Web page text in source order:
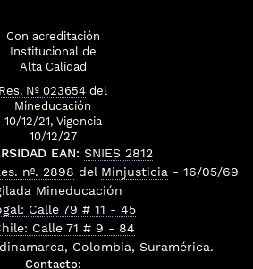
Con acreditación
Institucional de
Alta Calidad
Res. Nº 023654 del
Mineducación
10/12/21, Vigencia
10/12/27
EAN: SNIES 2812
nº. 2898 del Minjusticia - 16/05/69
Mineducación
Calle 79 # 11 - 45
Calle 71 # 9 - 84
Colombia, Suramérica.
Contacto: